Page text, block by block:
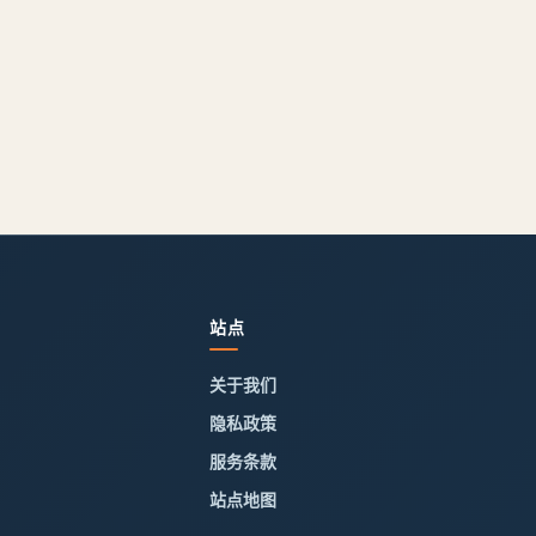
站点
关于我们
隐私政策
服务条款
站点地图